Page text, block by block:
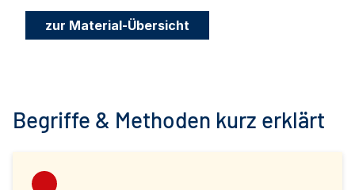
zur Material-Übersicht
Begriffe & Methoden kurz erklärt